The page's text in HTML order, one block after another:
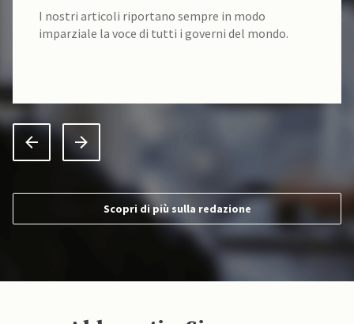
I nostri articoli riportano sempre in modo
imparziale la voce di tutti i governi del mondo.
Scopri di più sulla redazione